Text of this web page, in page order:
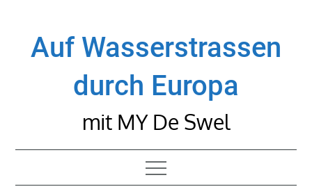
contentAuf Wasserstrassen
durch Europa
mit MY De Swel